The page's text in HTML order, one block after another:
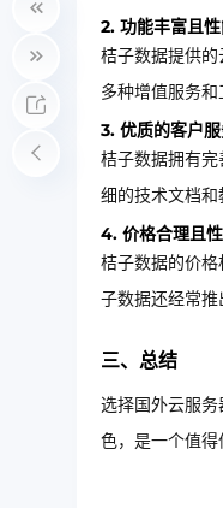
2. 功能丰富且
桔子数据提供
多种增值服务
3. 优质的客户
桔子数据拥有
细的技术文档和
4. 价格合理且
桔子数据的价
子数据还经常推
三、总结
选择国外云服
色，是一个值得